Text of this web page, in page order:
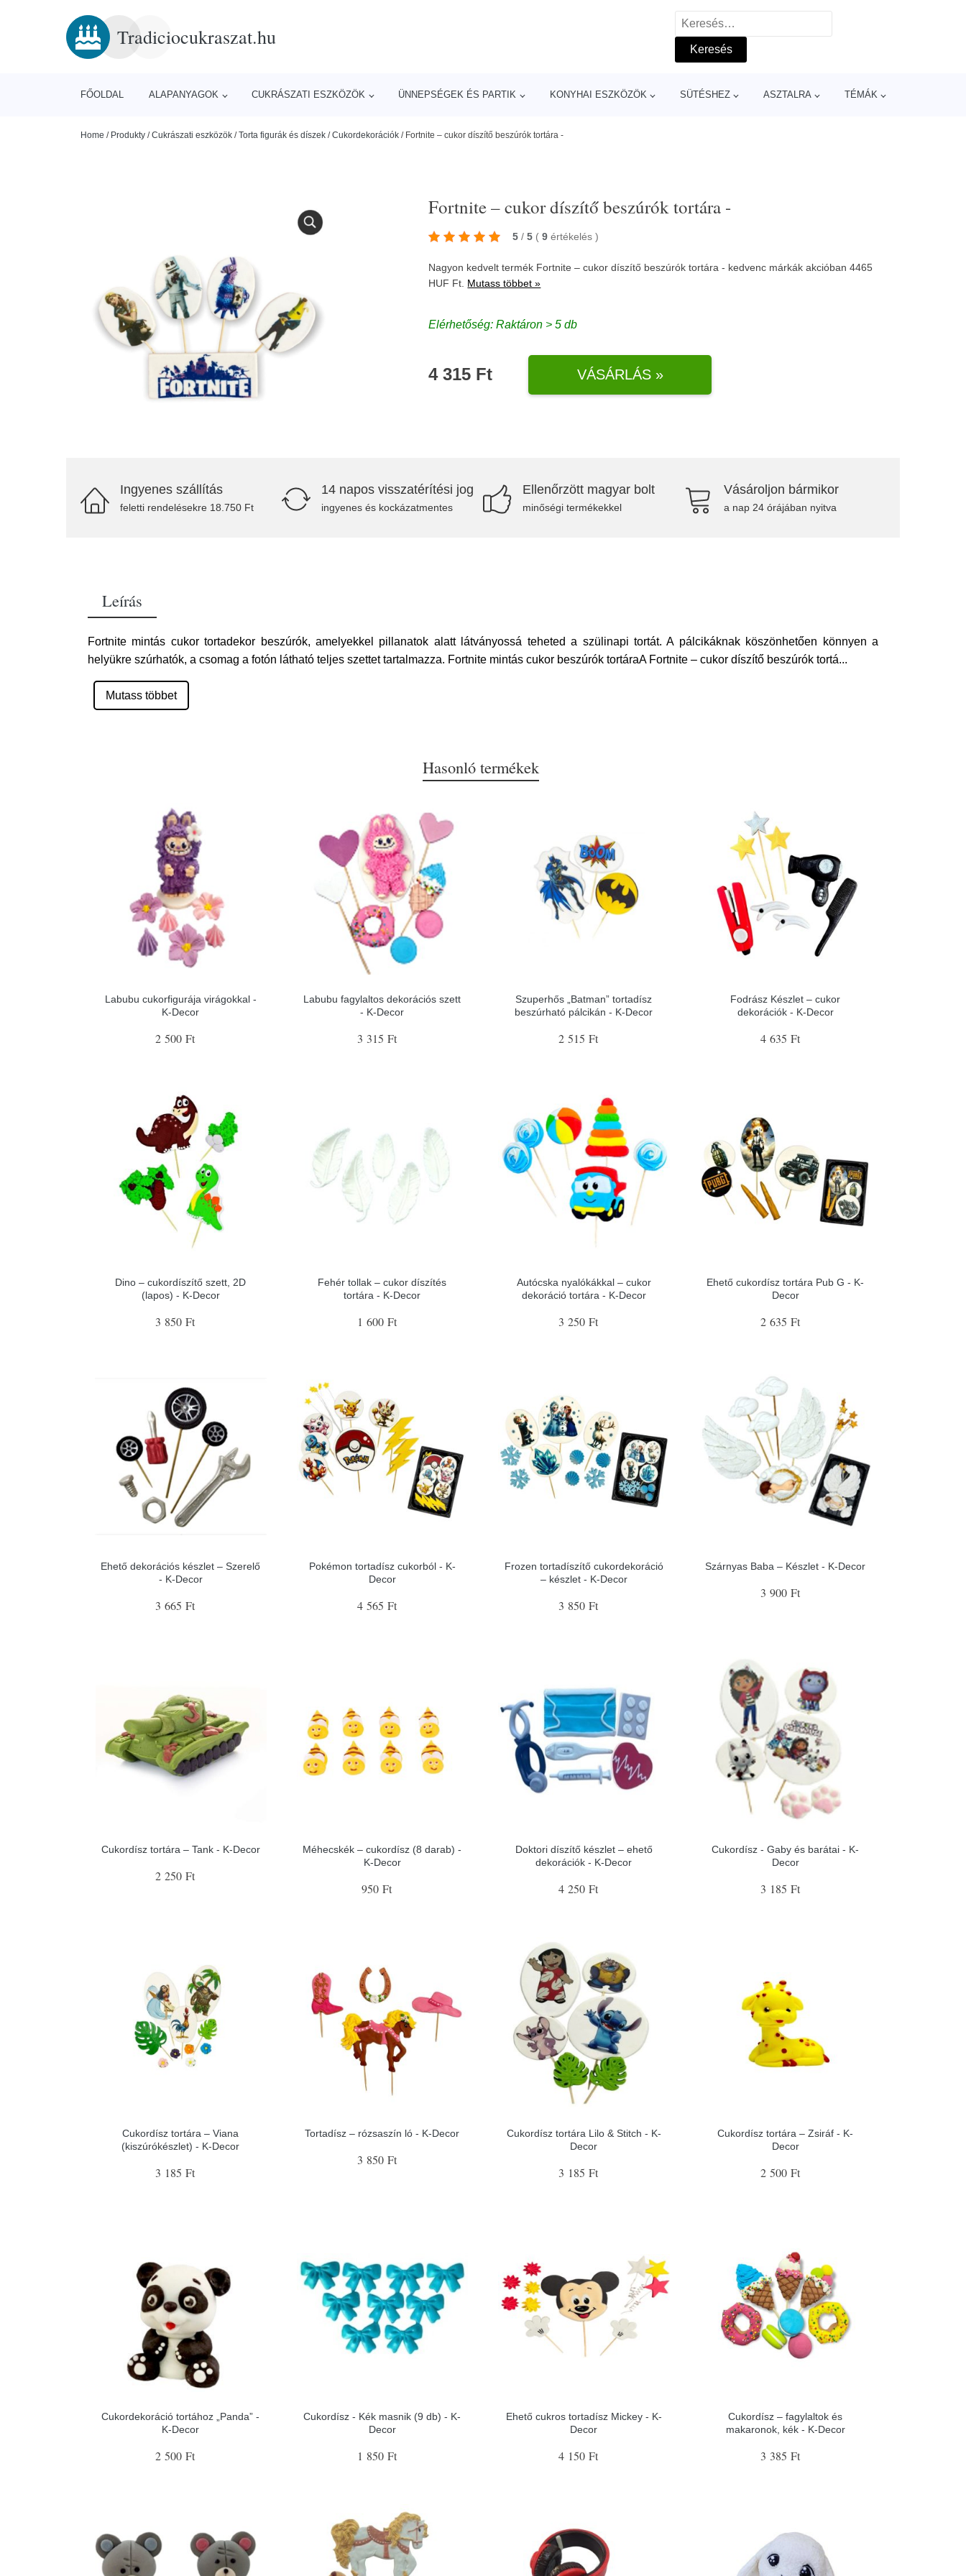
Tradiciocukraszat.hu
Keresés:
FŐOLDAL ALAPANYAGOK CUKRÁSZATI ESZKÖZÖK ÜNNEPSÉGEK ÉS PARTIK KONYHAI ESZKÖZÖK SÜTÉSHEZ ASZTALRA TÉMÁK
Home / Produkty /Cukrászati eszközök /Torta figurák és díszek /Cukordekorációk / Fortnite – cukor díszítő beszúrók tortára -
Fortnite – cukor díszítő beszúrók tortára -
5 / 5 ( 9 értékelés)
Nagyon kedvelt termék Fortnite – cukor díszítő beszúrók tortára - kedvenc márkák akcióban 4465
HUF Ft. Mutass többet »
Elérhetőség: Raktáron > 5 db
4 315 Ft VÁSÁRLÁS »
Ingyenes szállítás
feletti rendelésekre 18.750 Ft
14 napos visszatérítési jog
ingyenes és kockázatmentes
Ellenőrzött magyar bolt
minőségi termékekkel
Vásároljon bármikor
a nap 24 órájában nyitva
Leírás
Fortnite mintás cukor tortadekor beszúrók, amelyekkel pillanatok alatt látványossá teheted a szülinapi tortát. A pálcikáknak köszönhetően könnyen a
helyükre szúrhatók, a csomag a fotón látható teljes szettet tartalmazza. Fortnite mintás cukor beszúrók tortáraA Fortnite – cukor díszítő beszúrók tortá...
Mutass többet
Hasonló termékek
Labubu cukorfigurája virágokkal -
K-Decor
2 500 Ft
Labubu fagylaltos dekorációs szett
- K-Decor
3 315 Ft
Szuperhős „Batman” tortadísz
beszúrható pálcikán - K-Decor
2 515 Ft
Fodrász Készlet – cukor
dekorációk - K-Decor
4 635 Ft
Dino – cukordíszítő szett, 2D
(lapos) - K-Decor
3 850 Ft
Fehér tollak – cukor díszítés
tortára - K-Decor
1 600 Ft
Autócska nyalókákkal – cukor
dekoráció tortára - K-Decor
3 250 Ft
Ehető cukordísz tortára Pub G - K-
Decor
2 635 Ft
Ehető dekorációs készlet – Szerelő
- K-Decor
3 665 Ft
Pokémon tortadísz cukorból - K-
Decor
4 565 Ft
Frozen tortadíszítő cukordekoráció
– készlet - K-Decor
3 850 Ft
Szárnyas Baba – Készlet - K-Decor
3 900 Ft
Cukordísz tortára – Tank - K-Decor
2 250 Ft
Méhecskék – cukordísz (8 darab) -
K-Decor
950 Ft
Doktori díszítő készlet – ehető
dekorációk - K-Decor
4 250 Ft
Cukordísz - Gaby és barátai - K-
Decor
3 185 Ft
Cukordísz tortára – Viana
(kiszúrókészlet) - K-Decor
3 185 Ft
Tortadísz – rózsaszín ló - K-Decor
3 850 Ft
Cukordísz tortára Lilo & Stitch - K-
Decor
3 185 Ft
Cukordísz tortára – Zsiráf - K-
Decor
2 500 Ft
Cukordekoráció tortához „Panda” -
K-Decor
2 500 Ft
Cukordísz - Kék masnik (9 db) - K-
Decor
1 850 Ft
Ehető cukros tortadísz Mickey - K-
Decor
4 150 Ft
Cukordísz – fagylaltok és
makaronok, kék - K-Decor
3 385 Ft